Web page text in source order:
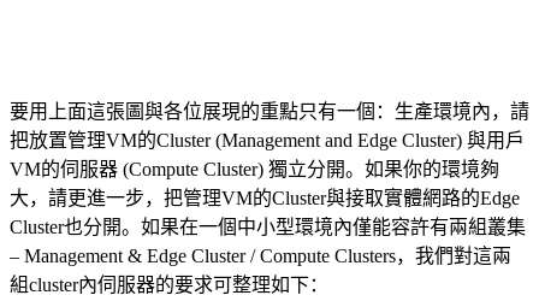
要用上面這張圖與各位展現的重點只有一個：生產環境內，請
把放置管理VM的Cluster (Management and Edge Cluster) 與用戶
VM的伺服器 (Compute Cluster) 獨立分開。如果你的環境夠
大，請更進一步，把管理VM的Cluster與接取實體網路的Edge
Cluster也分開。如果在一個中小型環境內僅能容許有兩組叢集
– Management & Edge Cluster / Compute Clusters，我們對這兩
組cluster內伺服器的要求可整理如下：